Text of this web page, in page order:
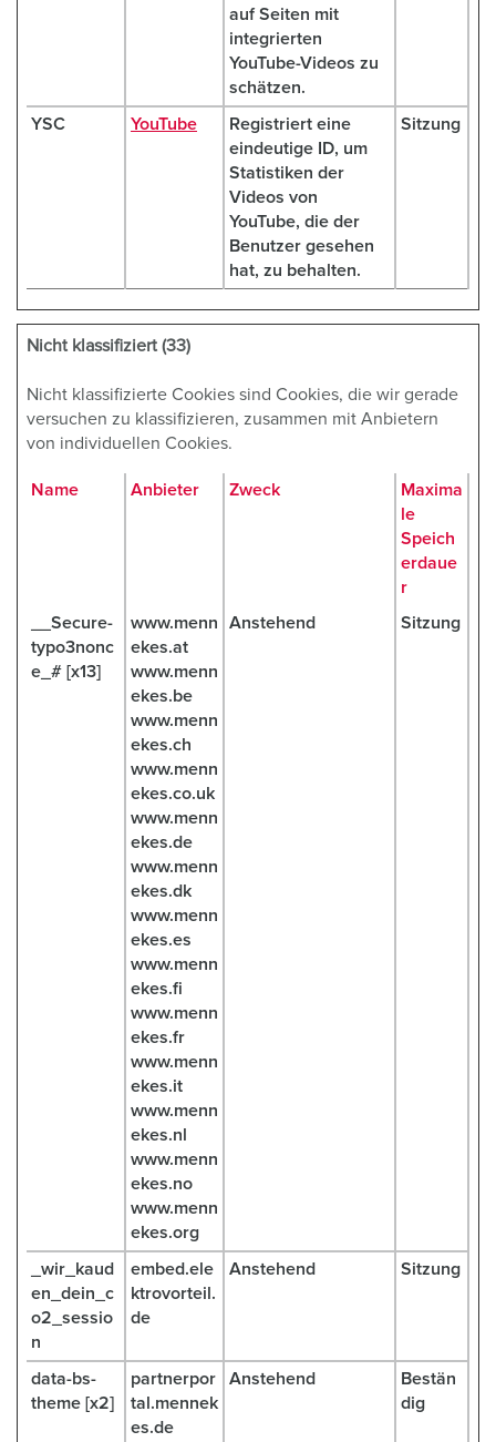
auf Seiten mit
integrierten
YouTube-Videos zu
schätzen.
YSC YouTube
Registriert eine
eindeutige ID, um
Statistiken der
Videos von
YouTube, die der
Benutzer gesehen
hat, zu behalten.
Sitzung
Nicht klassifiziert (33)
Nicht klassifizierte Cookies sind Cookies, die wir gerade
versuchen zu klassifizieren, zusammen mit Anbietern
von individuellen Cookies.
Name Anbieter Zweck
Maxima
le
Speich
erdaue
r
__Secure-
typo3nonc
e_# [x13]
www.menn
ekes.at
www.menn
ekes.be
www.menn
ekes.ch
www.menn
ekes.co.uk
www.menn
ekes.de
www.menn
ekes.dk
www.menn
ekes.es
www.menn
ekes.fi
www.menn
ekes.fr
www.menn
ekes.it
www.menn
ekes.nl
www.menn
ekes.no
www.menn
ekes.org
Anstehend Sitzung
_wir_kaud
en_dein_c
o2_sessio
n
embed.ele
ktrovorteil.
de
Anstehend Sitzung
data-bs-
theme [x2]
partnerpor
tal.mennek
es.de
Anstehend
Bestän
dig